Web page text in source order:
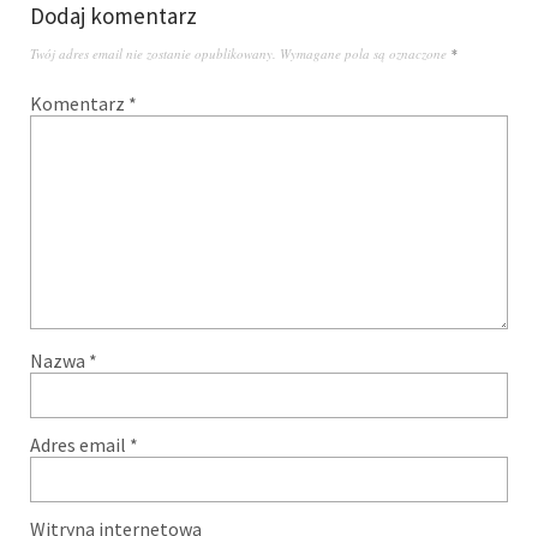
Dodaj komentarz
Twój adres email nie zostanie opublikowany. Wymagane pola są oznaczone *
Komentarz *
Nazwa *
Adres email *
Witryna internetowa